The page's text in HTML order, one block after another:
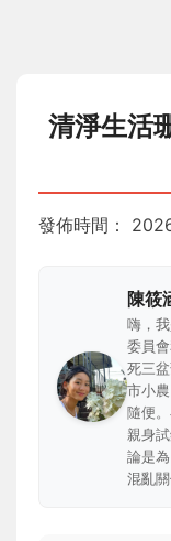
清淨生活
發佈時間：
陳筱
嗨，
委員
死三
市小
隨便
親身
論是
混亂